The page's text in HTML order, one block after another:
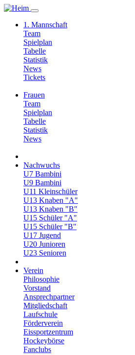
1. Mannschaft
Team
Spielplan
Tabelle
Statistik
News
Tickets
Frauen
Team
Spielplan
Tabelle
Statistik
News
Nachwuchs
U7 Bambini
U9 Bambini
U11 Kleinschüler
U13 Knaben "A"
U13 Knaben "B"
U15 Schüler "A"
U15 Schüler "B"
U17 Jugend
U20 Junioren
U23 Senioren
Verein
Philosophie
Vorstand
Ansprechpartner
Mitgliedschaft
Laufschule
Förderverein
Eissportzentrum
Hockeybörse
Fanclubs